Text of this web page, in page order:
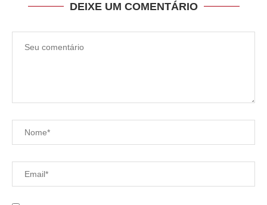
DEIXE UM COMENTÁRIO